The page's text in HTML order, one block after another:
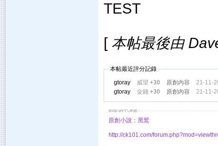
TEST
[本帖最後由
本帖最近評分記錄
gtoray
威望 +30 原創內容
21-11-
gtoray
金錢 +30 原創內容 21-11-
原創小說：黑鷲
http://ck101.com/